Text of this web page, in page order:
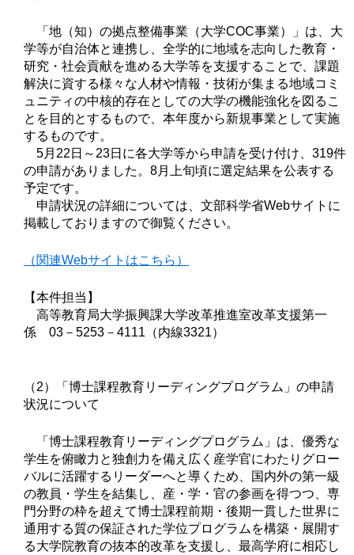
「地（知）の拠点整備事業（大学COC事業）」は、大
学等が自治体と連携し、全学的に地域を志向した教育・
研究・社会貢献を進める大学等を支援することで、課題
解決に資する様々な人材や情報・技術が集まる地域コミ
ュニティの中核的存在としての大学の機能強化を図るこ
とを目的とするもので、本年度から新規事業として実施
するものです。
5月22日～23日に各大学等から申請を受け付け、319件
の申請がありました。8月上旬頃に選定結果を公表する
予定です。
申請状況の詳細については、文部科学省Webサイトに
掲載しておりますので御覧ください。
（関連Webサイトはこちら）
【本件担当】
高等教育局大学振興課大学改革推進室改革支援第一
係 03－5253－4111（内線3321）
（2）「博士課程教育リーディングプログラム」の申請
状況について
「博士課程教育リーディングプログラム」は、優秀な
学生を俯瞰力と独創力を備え広く産学官にわたりグロー
バルに活躍するリーダーへと導くため、国内外の第一級
の教員・学生を結集し、産・学・官の参画を得つつ、専
門分野の枠を超えて博士課程前期・後期一貫した世界に
通用する質の保証された学位プログラムを構築・展開す
る大学院教育の抜本的改革を支援し、最高学府に相応し